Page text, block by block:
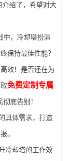
绍了，希望对大
，冷却塔扮演
保持最佳性能？
效！是否还在为
免费定制专属
底告别！
具体需求，打造
。
冷却塔的工作效